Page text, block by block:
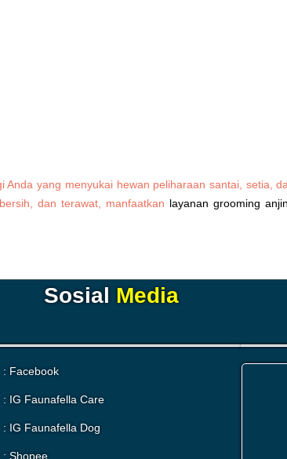
yang menyukai hewan peliharaan santai, setia,
dan terawat, manfaatkan layanan grooming
Sosial Media
: Facebook
: IG Faunafella Care
: IG Faunafella Dog
: Shopee